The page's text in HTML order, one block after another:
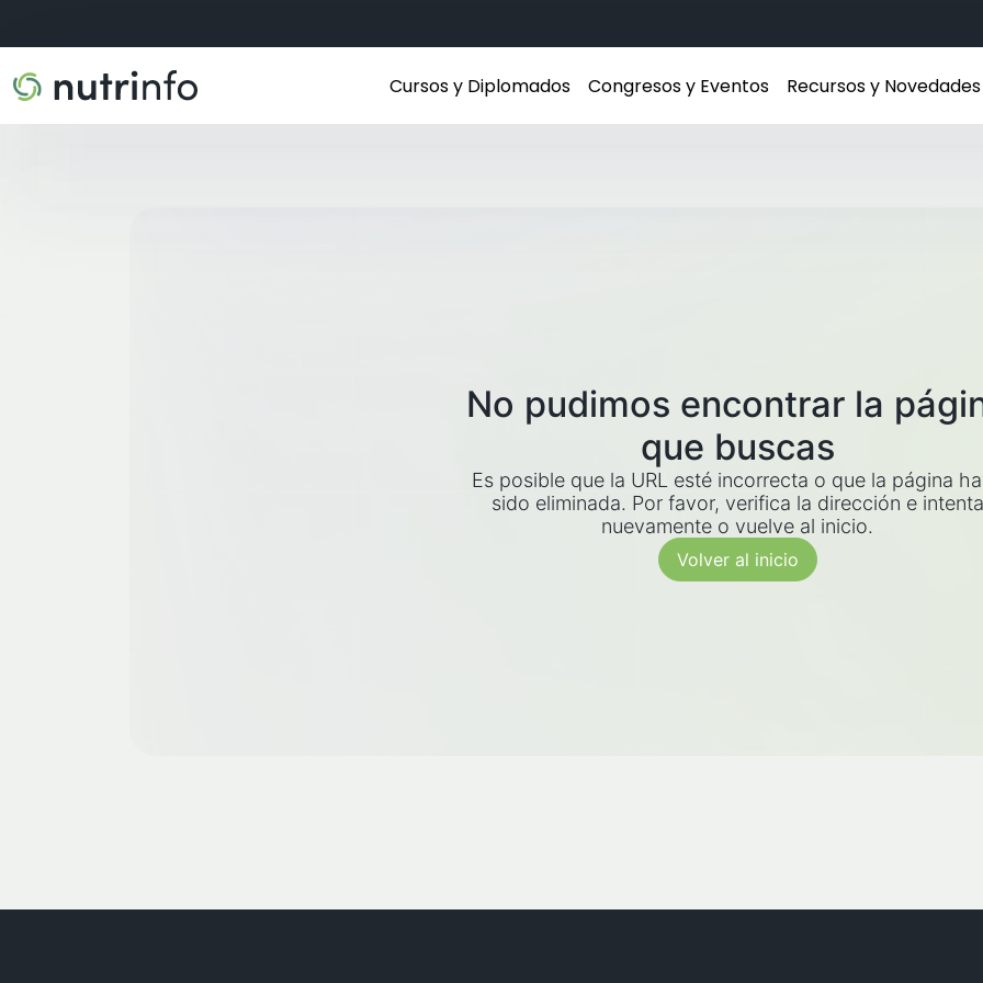
Cursos y Diplomados Congresos y Eventos Recursos y Novedades
No pudimos encontrar la
que buscas
Es posible que la URL esté incorrecta o que la página
sido eliminada. Por favor, verifica la dirección e intenta
nuevamente o vuelve al inicio.
Volver al inicio